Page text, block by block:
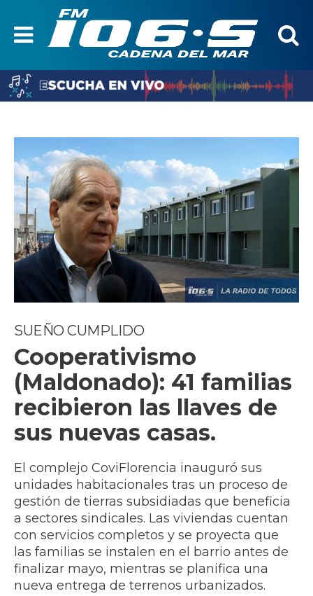
SUEÑO CUMPLIDO
Cooperativismo
(Maldonado): 41 familias
recibieron las llaves de
sus nuevas casas.
El complejo CoviFlorencia inauguró sus
unidades habitacionales tras un proceso de
gestión de tierras subsidiadas que beneficia
a sectores sindicales. Las viviendas cuentan
con servicios completos y se proyecta que
las familias se instalen en el barrio antes de
finalizar mayo, mientras se planifica una
nueva entrega de terrenos urbanizados.